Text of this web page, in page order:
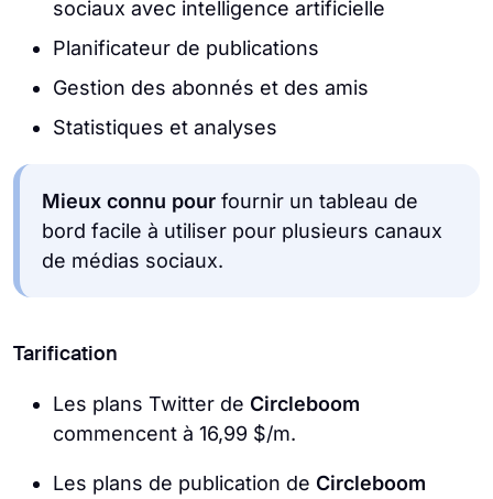
sociaux avec intelligence artificielle
Planificateur de publications
Gestion des abonnés et des amis
Statistiques et analyses
Mieux connu pour fournir un tableau de
bord facile à utiliser pour plusieurs canaux
de médias sociaux.
Tarification
Les plans Twitter de Circleboom
commencent à 16,99 $/m.
Les plans de publication de Circleboom